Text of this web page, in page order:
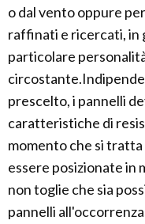
o dal vento oppure
raffinati e ricercati, in
particolare
prescelto, i pannelli
caratteristiche di
momento che si
essere posizionate in
non toglie che sia
pannelli